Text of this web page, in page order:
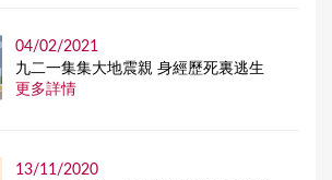
04/02/2021
九二一集集大地震親 身經歷死裏逃生
更多詳情
13/11/2020